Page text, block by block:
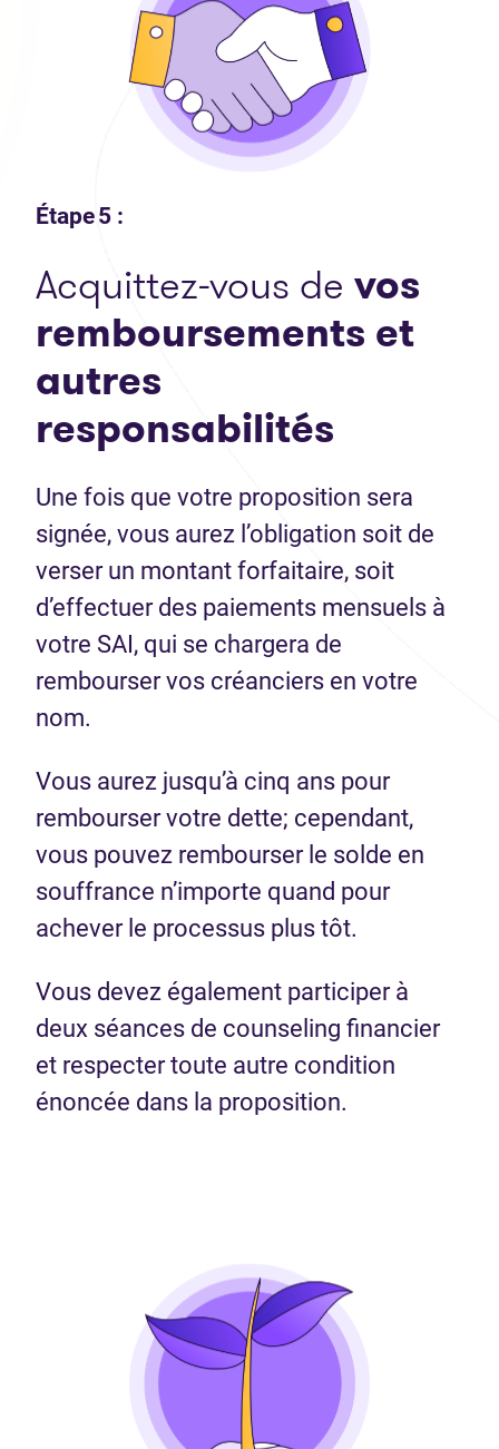
Étape 5 :
Acquittez-vous de vos
remboursements et
autres
responsabilités
Une fois que votre proposition sera
signée, vous aurez l’obligation soit de
verser un montant forfaitaire, soit
d’effectuer des paiements mensuels à
votre SAI, qui se chargera de
rembourser vos créanciers en votre
nom.
Vous aurez jusqu’à cinq ans pour
rembourser votre dette; cependant,
vous pouvez rembourser le solde en
souffrance n’importe quand pour
achever le processus plus tôt.
Vous devez également participer à
deux séances de counseling financier
et respecter toute autre condition
énoncée dans la proposition.